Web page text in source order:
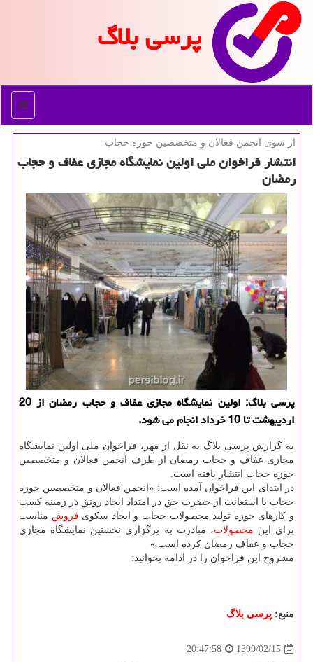
پرسی بلاگ
منو
از سوی انجمن فعالان و متخصصین حوزه حجاب
انتشار فراخوان ملی اولین نمایشگاه مجازی عفاف و حجاب
رمضان
پرسی بلاگ: اولین نمایشگاه مجازی عفاف و حجاب رمضان از 20
اردیبهشت تا 10 خرداد انجام می شود.
به گزارش پرسی بلاگ به نقل از مهر، فراخوان ملی اولین نمایشگاه
مجازی عفاف و حجاب رمضان از طرف انجمن فعالان و متخصصین
حوزه حجاب انتشار یافته است.
در ابتدای این فراخوان آمده است: «انجمن فعالان و متخصصین حوزه
حجاب با استعانت از حضرت حق در امتداد ایجاد رونق در زمینه کسب
و کارهای حوزه تولید محصولات حجاب و ایجاد سکوی فروش مناسب
برای این محصولات، مبادرت به برگزاری نخستین نمایشگاه مجازی
حجاب و عفاف رمضان کرده است.»
مشروح این فراخوان را در ادامه بخوانید:
منبع: پرسی بلاگ
1399/02/15
20:47:58